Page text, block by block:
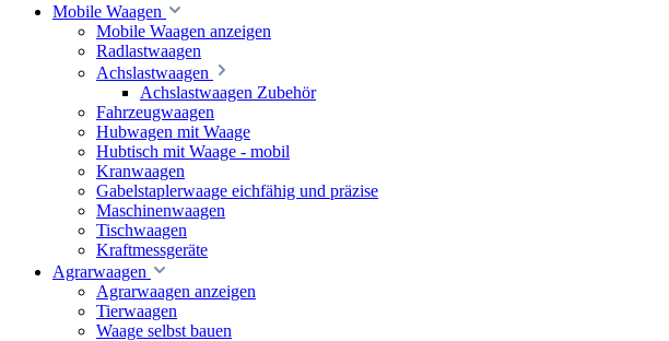
Mobile Waagen
Mobile Waagen anzeigen
Radlastwaagen
Achslastwaagen
Achslastwaagen Zubehör
Fahrzeugwaagen
Hubwagen mit Waage
Hubtisch mit Waage - mobil
Kranwaagen
Gabelstaplerwaage eichfähig und präzise
Maschinenwaagen
Tischwaagen
Kraftmessgeräte
Agrarwaagen
Agrarwaagen anzeigen
Tierwaagen
Waage selbst bauen